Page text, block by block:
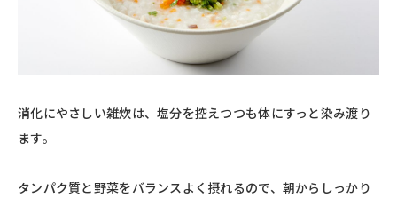
消化にやさしい雑炊は、塩分を控えつつも体にすっと染み渡り
ます。
タンパク質と野菜をバランスよく摂れるので、朝からしっかり